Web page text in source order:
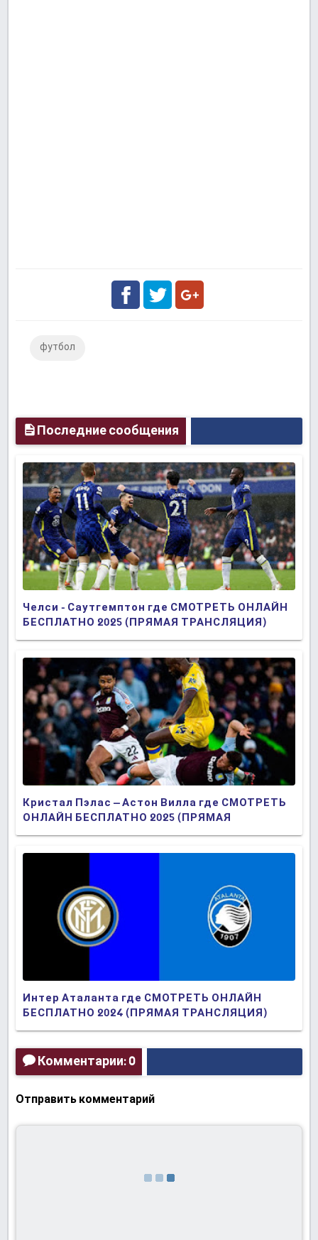
футбол
Последние сообщения
Челси - Саутгемптон где СМОТРЕТЬ ОНЛАЙН
БЕСПЛАТНО 2025 (ПРЯМАЯ ТРАНСЛЯЦИЯ)
Кристал Пэлас – Астон Вилла где СМОТРЕТЬ
ОНЛАЙН БЕСПЛАТНО 2025 (ПРЯМАЯ
ТРАНСЛЯЦИЯ)
Интер Аталанта где СМОТРЕТЬ ОНЛАЙН
БЕСПЛАТНО 2024 (ПРЯМАЯ ТРАНСЛЯЦИЯ)
Комментарии: 0
Отправить комментарий